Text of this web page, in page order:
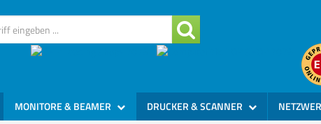
MONITORE & BEAMER DRUCKER & SCANNER